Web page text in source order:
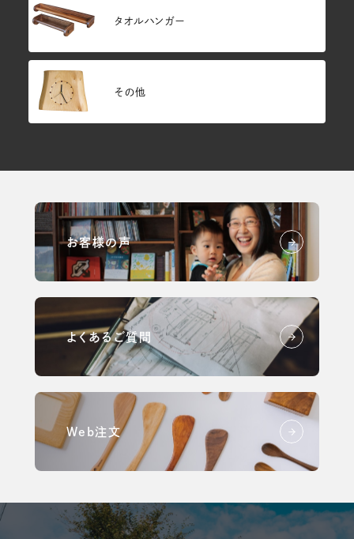
タオルハンガー
その他
お客様の声
よくあるご質問
Web注文